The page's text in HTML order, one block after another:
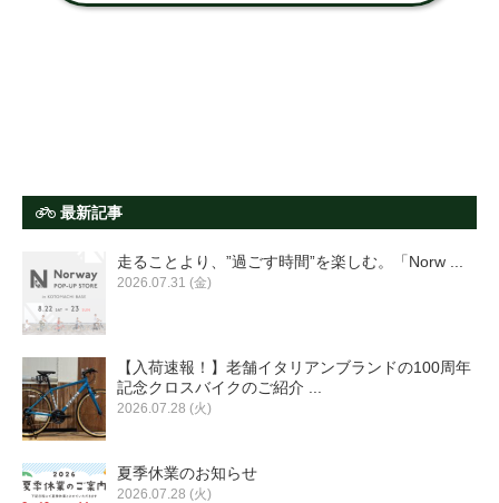
最新記事
走ることより、”過ごす時間”を楽しむ。「Norw ...
2026.07.31 (金)
【入荷速報！】老舗イタリアンブランドの100周年
記念クロスバイクのご紹介 ...
2026.07.28 (火)
夏季休業のお知らせ
2026.07.28 (火)